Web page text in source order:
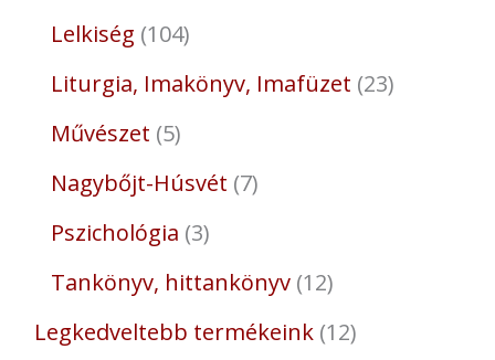
Lelkiség 104
Liturgia, Imakönyv, Imafüzet 23
Művészet 5
Nagybőjt-Húsvét 7
Pszichológia 3
Tankönyv, hittankönyv 12
Legkedveltebb termékeink 12